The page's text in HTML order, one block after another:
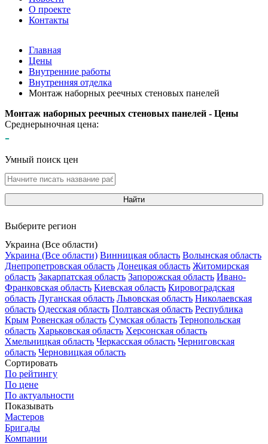
О проекте
Контакты
Главная
Цены
Внутренние работы
Внутренняя отделка
Монтаж наборных реечных стеновых панелей
Монтаж наборных реечных стеновых панелей - Цены
Среднерыночная цена:
-
Умный поиск цен
Найти
Выберите регион
Украина (Все области)
Украина (Все области) Винницкая область Волынская область
Днепропетровская область Донецкая область Житомирская
область Закарпатская область Запорожская область Ивано-
Франковская область Киевская область Кировоградская
область Луганская область Львовская область Николаевская
область Одесская область Полтавская область Республика
Крым Ровенская область Сумская область Тернопольская
область Харьковская область Херсонская область
Хмельницкая область Черкасская область Черниговская
область Черновицкая область
Сортировать
По рейтингу
По цене
По актуальности
Показывать
Мастеров
Бригады
Компании